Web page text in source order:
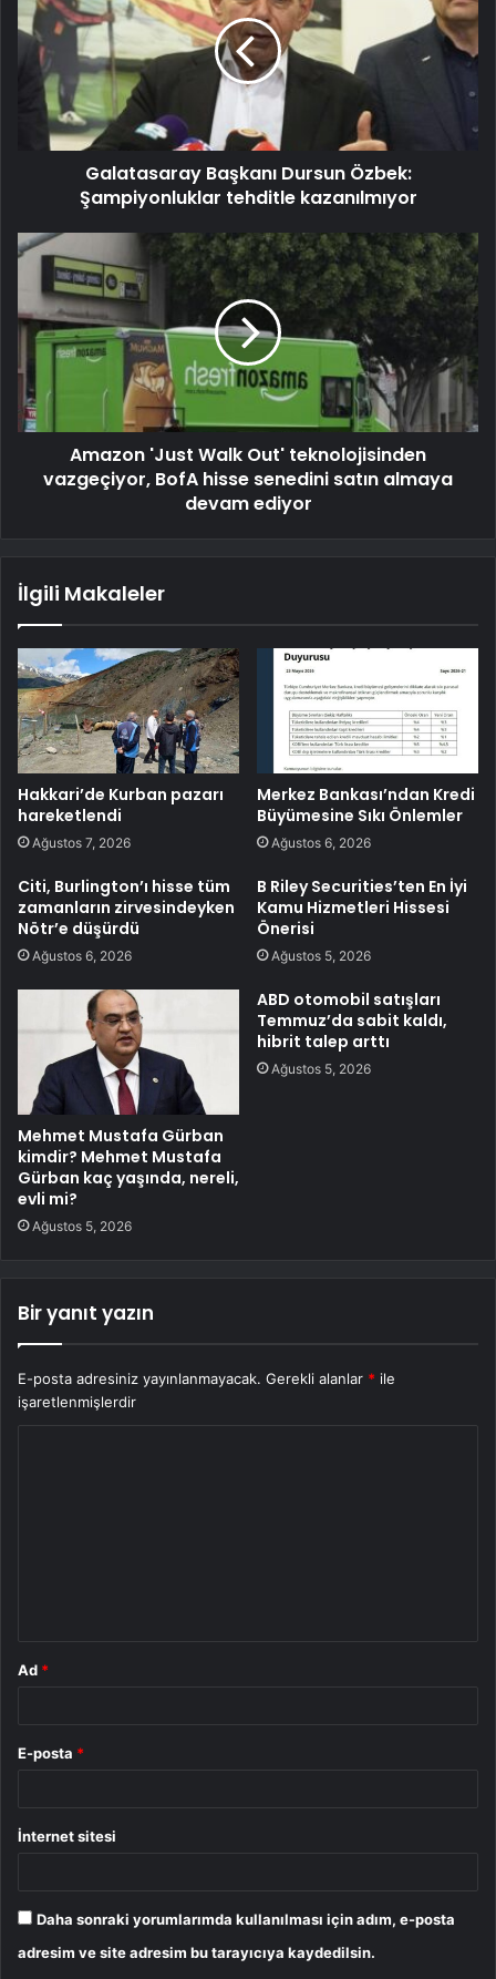
Galatasaray Başkanı Dursun Özbek:
Şampiyonluklar tehditle kazanılmıyor
Amazon 'Just Walk Out' teknolojisinden
vazgeçiyor, BofA hisse senedini satın almaya
devam ediyor
İlgili Makaleler
Hakkari’de Kurban pazarı
hareketlendi
Ağustos 7, 2026
Merkez Bankası’ndan Kredi
Büyümesine Sıkı Önlemler
Ağustos 6, 2026
Citi, Burlington’ı hisse tüm
zamanların zirvesindeyken
Nötr’e düşürdü
Ağustos 6, 2026
B Riley Securities’ten En İyi
Kamu Hizmetleri Hissesi
Önerisi
Ağustos 5, 2026
Mehmet Mustafa Gürban
kimdir? Mehmet Mustafa
Gürban kaç yaşında, nereli,
evli mi?
Ağustos 5, 2026
ABD otomobil satışları
Temmuz’da sabit kaldı,
hibrit talep arttı
Ağustos 5, 2026
Bir yanıt yazın
E-posta adresiniz yayınlanmayacak. Gerekli alanlar * ile
işaretlenmişlerdir
Ad *
E-posta *
İnternet sitesi
Daha sonraki yorumlarımda kullanılması için adım, e-posta
adresim ve site adresim bu tarayıcıya kaydedilsin.